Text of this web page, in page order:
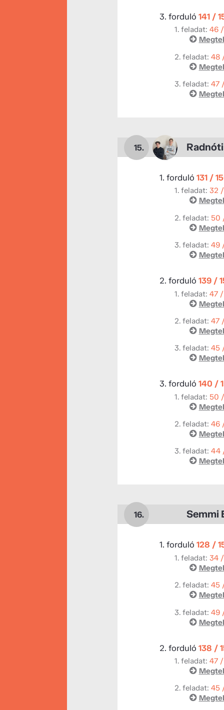
3. forduló 141 /
1. feladat: 46
2. feladat: 48
3. feladat: 47
15.
1. forduló 131 /
1. feladat: 32
2. feladat: 50
3. feladat: 49
2. forduló 139 /
1. feladat: 47
2. feladat: 47
3. feladat: 45
3. forduló 140 /
1. feladat: 50
2. feladat: 46
3. feladat: 44
16. Semmi
1. forduló 128 /
1. feladat: 34
2. feladat: 45
3. feladat: 49
2. forduló 138 /
1. feladat: 47
2. feladat: 45